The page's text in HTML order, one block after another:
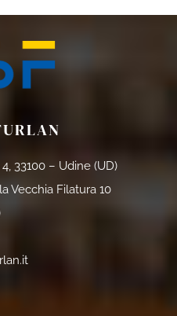
33100 – Udine (UD)
Vecchia Filatura 10